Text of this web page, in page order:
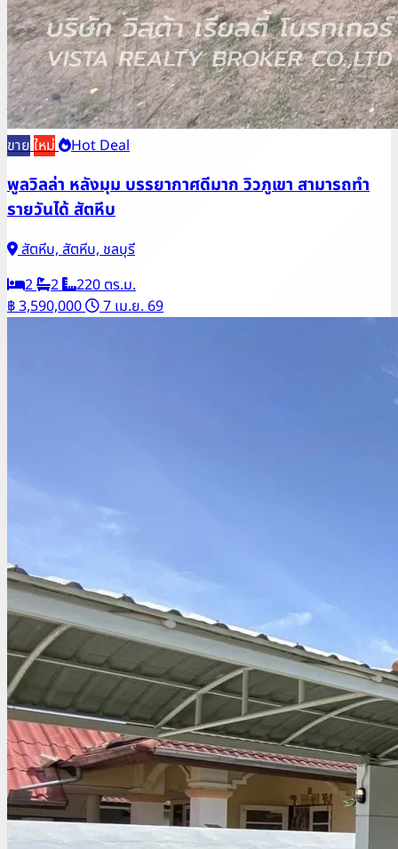
ขาย ใหม่ Hot Deal
พูลวิลล่า หลังมุม บรรยากาศดีมาก วิวภูเขา สามารถทำ
รายวันได้ สัตหีบ
สัตหีบ, สัตหีบ, ชลบุรี
2
2
220 ตร.ม.
฿ 3,590,000
7 เม.ย. 69